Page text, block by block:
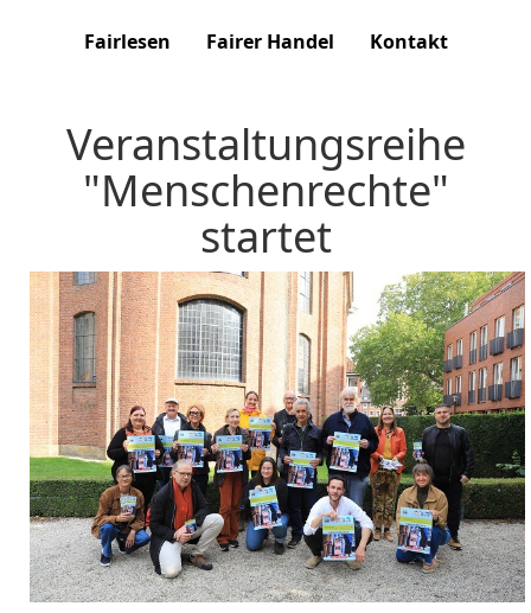
Fairlesen Fairer Handel Kontakt
Veranstaltungsreihe
"Menschenrechte"
startet